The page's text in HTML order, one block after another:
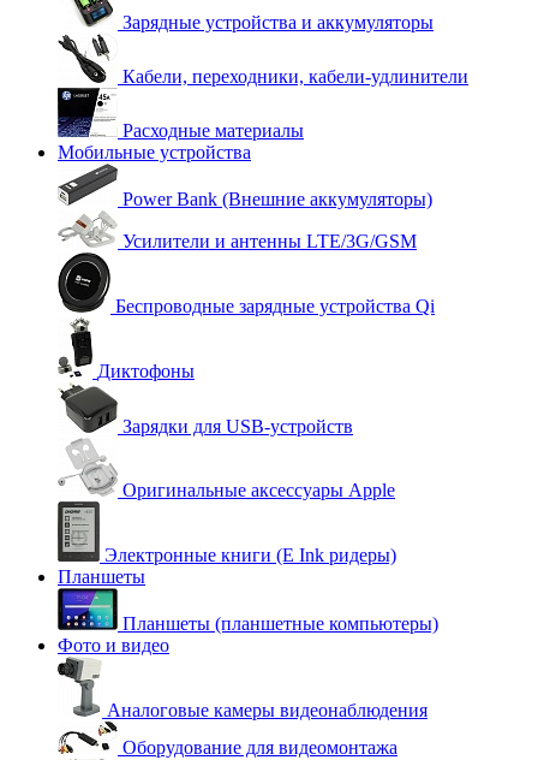
Зарядные устройства и аккумуляторы
Кабели, переходники, кабели-удлинители
Расходные материалы
Мобильные устройства
Power Bank (Внешние аккумуляторы)
Усилители и антенны LTE/3G/GSM
Беспроводные зарядные устройства Qi
Диктофоны
Зарядки для USB-устройств
Оригинальные аксессуары Apple
Электронные книги (E Ink ридеры)
Планшеты
Планшеты (планшетные компьютеры)
Фото и видео
Аналоговые камеры видеонаблюдения
Оборудование для видеомонтажа